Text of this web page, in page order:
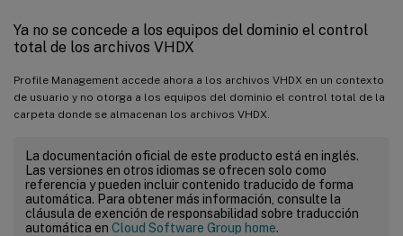
Ya no se concede a los equipos del dominio el control
total de los archivos VHDX
Profile Management accede ahora a los archivos VHDX en un contexto
de usuario y no otorga a los equipos del dominio el control total de la
carpeta donde se almacenan los archivos VHDX.
La documentación oficial de este producto está en inglés.
Las versiones en otros idiomas se ofrecen solo como
referencia y pueden incluir contenido traducido de forma
automática. Para obtener más información, consulte la
cláusula de exención de responsabilidad sobre traducción
automática en Cloud Software Group home.